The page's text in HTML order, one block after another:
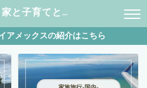
と子育てと…
アメックスの紹介はこちら